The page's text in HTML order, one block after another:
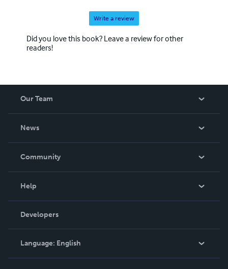
Write a review
Did you love this book? Leave a review for other
readers!
Our Team
News
In The News
Community
Podcast
Help
Order Lookup
Knowledge Base
Contact Support
Developers
Language: English